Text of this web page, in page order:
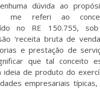
dúvida ao
me referi ao
no RE 150.755,
‘receita bruta de
e prestação de
que tal conceito
ideia de produto do
empresariais típicas,